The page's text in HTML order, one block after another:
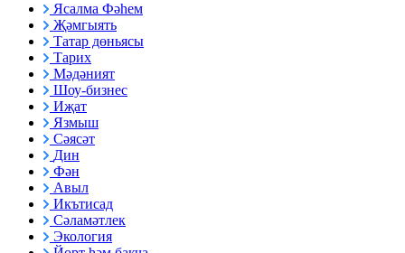
Ясалма Фәһем
Җәмгыять
Татар дөньясы
Тарих
Мәдәният
Шоу-бизнес
Иҗат
Язмыш
Сәясәт
Дин
Фән
Авыл
Икътисад
Сәламәтлек
Экология